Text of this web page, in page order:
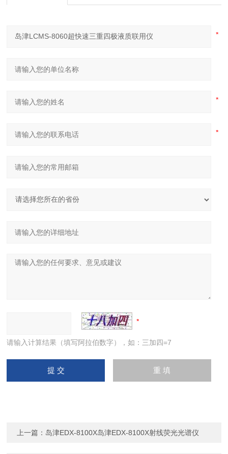
请输入计算结果（填写阿拉伯数字），如：三加四=7
上一篇： 岛津EDX-8100X岛津EDX-8100X射线荧光光谱仪